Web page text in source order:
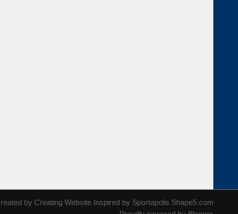
by Creating Website Inspired by Sportapolis Shape5.com